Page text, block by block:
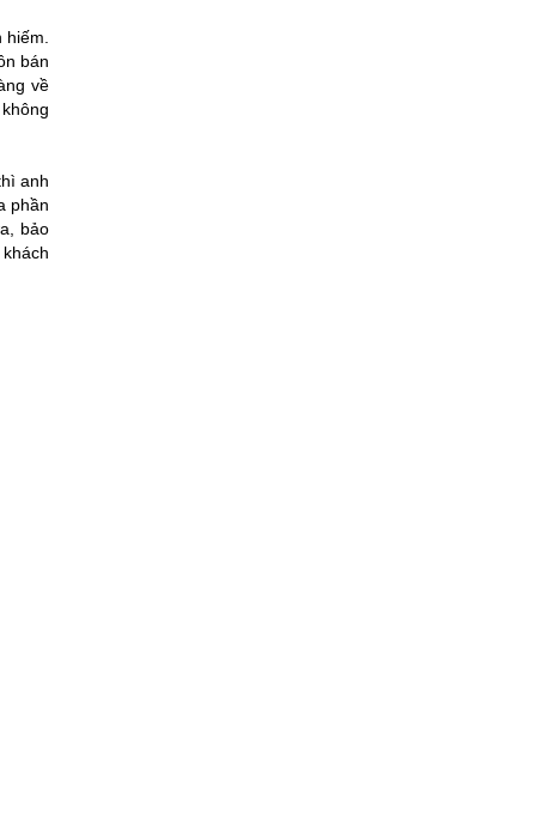
bán
về
anh
phần
bảo